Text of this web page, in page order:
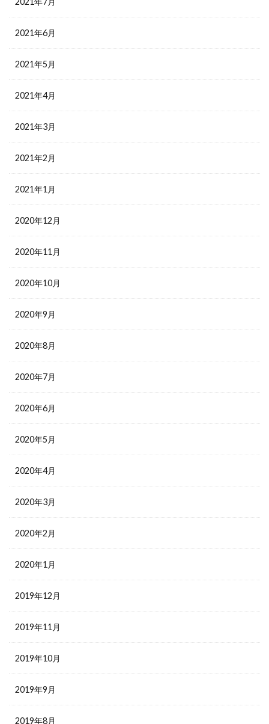
2021年6月
2021年5月
2021年4月
2021年3月
2021年2月
2021年1月
2020年12月
2020年11月
2020年10月
2020年9月
2020年8月
2020年7月
2020年6月
2020年5月
2020年4月
2020年3月
2020年2月
2020年1月
2019年12月
2019年11月
2019年10月
2019年9月
2019年8月